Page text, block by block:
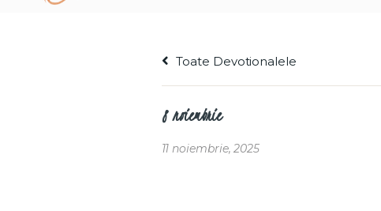
Toate Devotionalele
8 noiembrie
11 noiembrie, 2025